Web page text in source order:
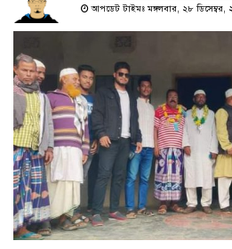
আপডেট টাইমঃ মঙ্গলবার, ২৮ ডিসেম্বর,